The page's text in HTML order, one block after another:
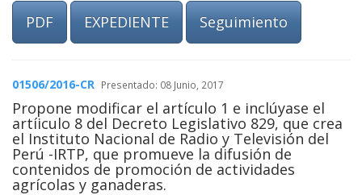
PDF EXPEDIENTE Seguimiento
01506/2016-CR Presentado: 08 Junio, 2017
Propone modificar el artículo 1 e inclúyase el
artíiculo 8 del Decreto Legislativo 829, que crea
el Instituto Nacional de Radio y Televisión del
Perú -IRTP, que promueve la difusión de
contenidos de promoción de actividades
agrícolas y ganaderas.